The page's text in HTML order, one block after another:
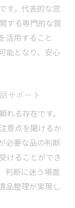
す。代表的な窓
する専門的な質
活用すること
能となり、安心
サポート
る存在です。
意点を聞けるか
必要な品の判断
けることができ
判断に迷う場面
品整理が実現し